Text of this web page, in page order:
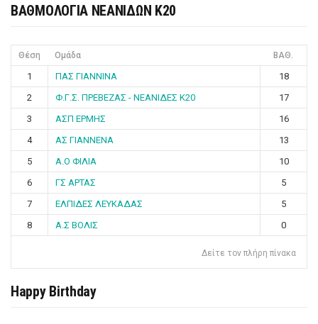
ΒΑΘΜΟΛΟΓΙΑ ΝΕΑΝΙΔΩΝ Κ20
Θέση Ομάδα ΒΑΘ.
1 ΠΑΣ ΓΙΑΝΝΙΝΑ
18
2
Φ.Γ.Σ. ΠΡΕΒΕΖΑΣ - ΝΕΑΝΙΔΕΣ Κ20
17
3
ΑΣΠ ΕΡΜΗΣ
16
4
ΑΣ ΓΙΑΝΝΕΝΑ
13
5
Α.Ο ΦΙΛΙΑ
10
6
ΓΣ ΑΡΤΑΣ
5
7
ΕΛΠΙΔΕΣ ΛΕΥΚΑΔΑΣ
5
8
Α.Σ ΒΟΛΙΣ 0
Δείτε τον πλήρη πίνακα
Happy Birthday